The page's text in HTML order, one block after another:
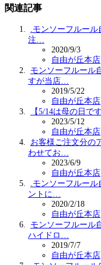
関連記事
.モンソーフルー
注…
2020/9/3
自由が丘本店
モンソーフルール
すが当店…
2019/5/22
自由が丘本店
【5/14は母の日で
2023/5/12
自由が丘本店
お客様ご注文分の
わせてお…
2023/6/9
自由が丘本店
.モンソーフルール
ントに…
2020/2/18
自由が丘本店
モンソーフルール
ハイドロ…
2019/7/7
自由が丘本店